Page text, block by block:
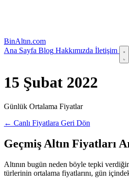
BinAltın.com
Ana Sayfa Blog Hakkımızda İletişim
15 Şubat 2022
Günlük Ortalama Fiyatlar
← Canlı Fiyatlara Geri Dön
Geçmiş Altın Fiyatları
Altının bugün neden böyle tepki
türlerinin ortalama fiyatlarını, gün